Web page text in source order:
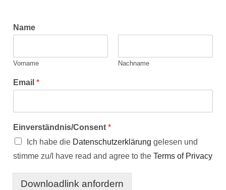
Name
Vorname Nachname
Email *
Einverständnis/Consent *
Ich habe die Datenschutzerklärung gelesen und
stimme zu/I have read and agree to the Terms of Privacy
Downloadlink anfordern